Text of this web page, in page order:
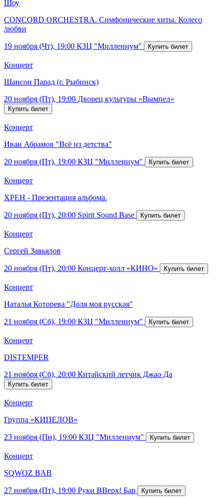
Шоу
CONCORD ORCHESTRA. Симфонические хиты. Колесо
любви
19 ноября (Чт), 19:00 КЗЦ "Миллениум"
Концерт
Шансон Парад (г. Рыбинск)
20 ноября (Пт), 19:00 Дворец культуры «Вымпел»
Концерт
Иван Абрамов "Всё из детства"
20 ноября (Пт), 19:00 КЗЦ "Миллениум"
Концерт
ХРЕН - Презентация альбома.
20 ноября (Пт), 20:00 Spirit Sound Base
Концерт
Сергей Завьялов
20 ноября (Пт), 20:00 Концерт-холл «КИНО»
Концерт
Наталья Которева "Доля моя русская"
21 ноября (Сб), 19:00 КЗЦ "Миллениум"
Концерт
DISTEMPER
21 ноября (Сб), 20:00 Китайский летчик Джао Да
Концерт
Группа «КИПЕЛОВ»
23 ноября (Пн), 19:00 КЗЦ "Миллениум"
Концерт
SQWOZ BAB
27 ноября (Пт), 19:00 Руки ВВерх! Бар